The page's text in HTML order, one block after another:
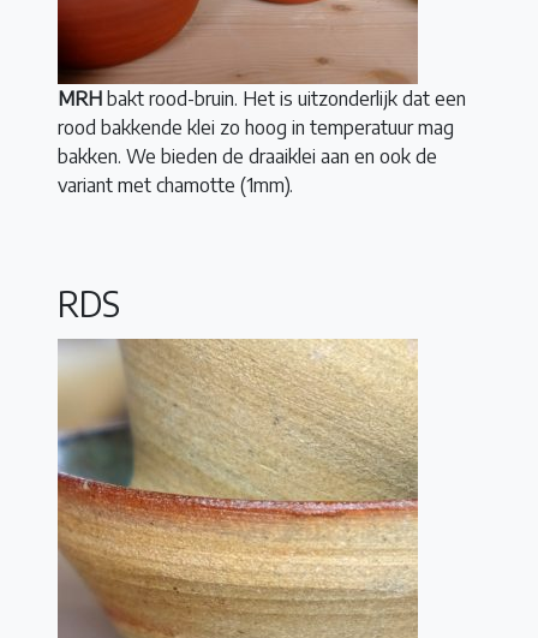
MRH bakt rood-bruin. Het is uitzonderlijk dat een
rood bakkende klei zo hoog in temperatuur mag
bakken. We bieden de draaiklei aan en ook de
variant met chamotte (1mm).
RDS